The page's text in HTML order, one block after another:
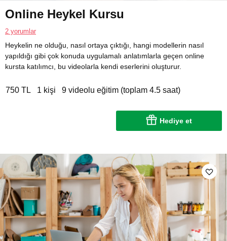
Online Heykel Kursu
2 yorumlar
Heykelin ne olduğu, nasıl ortaya çıktığı, hangi modellerin nasıl
yapıldığı gibi çok konuda uygulamalı anlatımlarla geçen online
kursta katılımcı, bu videolarla kendi eserlerini oluşturur.
750 TL 1 kişi 9 videolu eğitim (toplam 4.5 saat)
Hediye et